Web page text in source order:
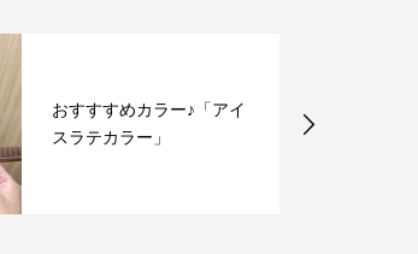
おすすすめカラー♪「アイ
スラテカラー」